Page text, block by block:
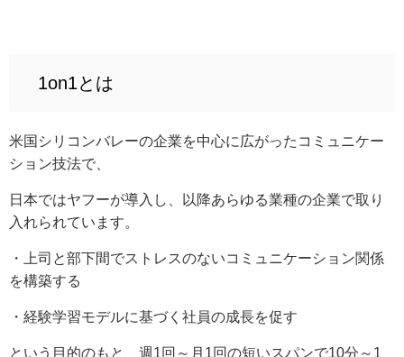
1on1とは
米国シリコンバレーの企業を中心に広がったコミュニケー
ション技法で、
日本ではヤフーが導入し、以降あらゆる業種の企業で取り
入れられています。
・上司と部下間でストレスのないコミュニケーション関係
を構築する
・経験学習モデルに基づく社員の成長を促す
という目的のもと、週1回～月1回の短いスパンで10分～1